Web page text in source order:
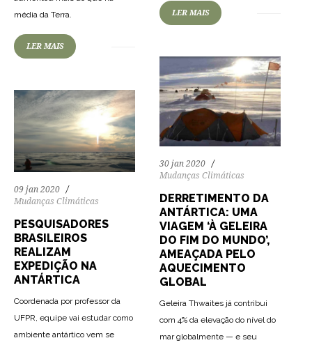
média da Terra.
LER MAIS
LER MAIS
30 jan 2020
Mudanças Climáticas
DERRETIMENTO DA
ANTÁRTICA: UMA
VIAGEM ‘À GELEIRA
DO FIM DO MUNDO’,
AMEAÇADA PELO
AQUECIMENTO
GLOBAL
Geleira Thwaites já contribui
com 4% da elevação do nível do
mar globalmente — e seu
09 jan 2020
Mudanças Climáticas
PESQUISADORES
BRASILEIROS
REALIZAM
EXPEDIÇÃO NA
ANTÁRTICA
Coordenada por professor da
UFPR, equipe vai estudar como
ambiente antártico vem se